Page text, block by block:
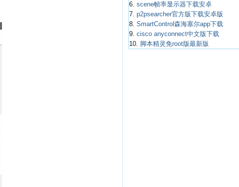
6. scene帧率显示器下载安卓
7. p2psearcher官方版下载安卓版
8. SmartControl森海塞尔app下载
9. cisco anyconnect中文版下载
10.
脚本精灵免root版最新版